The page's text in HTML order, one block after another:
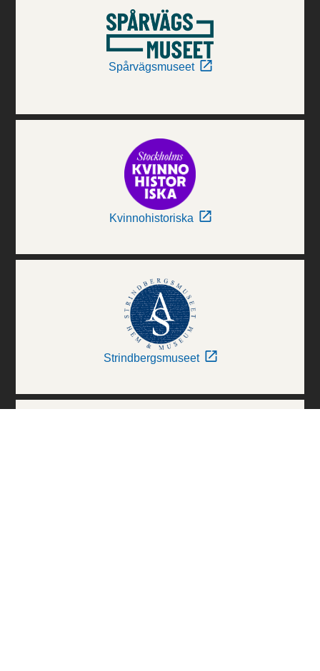
Spårvägsmuseet
Kvinnohistoriska
Strindbergsmuseet